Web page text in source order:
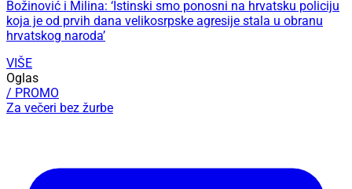
Božinović i Milina: ‘Istinski smo ponosni na hrvatsku policiju
koja je od prvih dana velikosrpske agresije stala u obranu
hrvatskog naroda’
VIŠE
Oglas
/ PROMO
Za večeri bez žurbe